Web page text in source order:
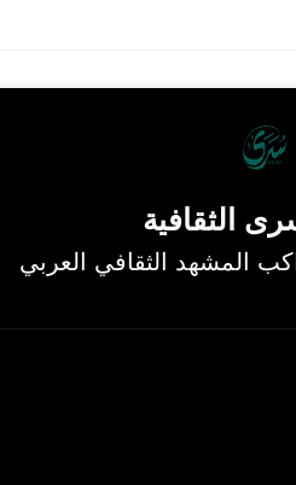
الثقافية
المشهد الثقافي العربي